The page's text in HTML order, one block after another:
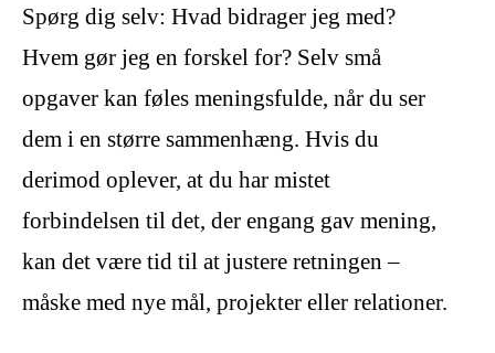
Spørg dig selv: Hvad bidrager jeg med?
Hvem gør jeg en forskel for? Selv små
opgaver kan føles meningsfulde, når du ser
dem i en større sammenhæng. Hvis du
derimod oplever, at du har mistet
forbindelsen til det, der engang gav mening,
kan det være tid til at justere retningen –
måske med nye mål, projekter eller relationer.